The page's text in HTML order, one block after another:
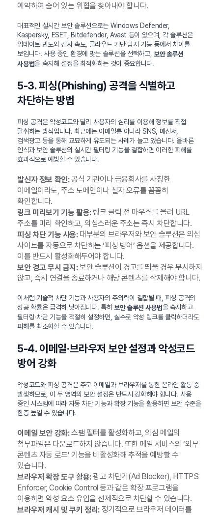
예약하여 숨어 있는 위협을 찾아내야 합니다.
대표적인 실시간 보안 솔루션으로는 Windows Defender,
Kaspersky, ESET, Bitdefender, Avast 등이 있으며, 각 솔루션은
업데이트 빈도와 검사 속도, 클라우드 기반 탐지 기능 등에서 차이를
보입니다. 사용 중인 환경에 맞는 솔루션을 선택하고, 보안 솔루션
사용법을 숙지해 설정을 최적화하는 것이 중요합니다.
5-3. 피싱(Phishing) 공격을 식별하고
차단하는 방법
피싱 공격은 악성코드와 달리 사용자의 심리를 이용해 정보를 직접
탈취하는 방식입니다. 최근에는 이메일뿐 아니라 SNS, 메신저,
검색광고 등을 통해 교묘하게 유도되는 사례가 늘고 있습니다. 올바른
인식과 보안 솔루션의 실시간 필터링 기능을 결합하면 이러한 피해를
효과적으로 예방할 수 있습니다.
발신자 정보 확인:공식 기관이나 금융회사를 사칭한
이메일이라도, 주소 도메인이나 철자 오류를 꼼꼼히
확인합니다.
링크 미리보기 기능 활용:링크 클릭 전 마우스를 올려 URL
주소를 미리 확인하고, 의심스러운 주소는 즉시 차단합니다.
피싱 차단 기능 사용:대부분의 브라우저와 보안 솔루션은 의심
사이트를 자동으로 차단하는 ‘피싱 방어’ 옵션을 제공합니다.
이를 반드시 활성화해두어야 합니다.
보안 경고 무시 금지:보안 솔루션이 경고를 띄울 경우 무시하지
않고, 즉시 연결을 종료하거나 해당 콘텐츠를 삭제해야 합니다.
이처럼 기술적 차단 기능과 사용자의 주의력이 결합될 때, 피싱 공격의
성공 확률은 급격히 낮아집니다. 특히보안 솔루션 사용법을 숙지하고
필터링·차단 기능을 적절히 설정하면, 실수로 악성 링크를 클릭하더라도
피해를 최소화할 수 있습니다.
5-4. 이메일·브라우저 보안 설정과 악성코드
방어 강화
악성코드와 피싱 공격은 주로 이메일과 브라우저를 통한 온라인 활동 중
발생하므로, 이 두 영역의 보안 설정은 반드시 강화해야 합니다. 사용
중인 시스템에 따라 자동 차단 기능과 확장 기능을 활용하면 보안 수준을
한층 높일 수 있습니다.
이메일 보안 강화:스팸 필터를 활성화하고, 의심 메일의
첨부파일은 다운로드하지 않습니다. 또한 메일 서비스의 ‘외부
콘텐츠 자동 로드’ 기능을 비활성화해 추적을 예방할 수
있습니다.
브라우저 확장 도구 활용:광고 차단기(Ad Blocker), HTTPS
Enforcer, Cookie Control 등과 같은 확장 프로그램을
이용하면 악성 요소 유입을 선제적으로 차단할 수 있습니다.
브라우저 캐시 및 쿠키 정리:정기적으로 브라우저 데이터를